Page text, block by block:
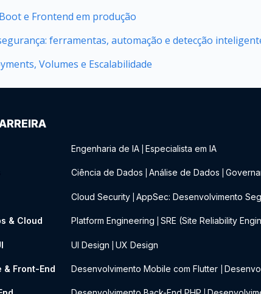
e Frontend em produção
ferramentas, automação e detecção
Volumes e Escalabilidade
Engenharia de IA Especialista em IA
Ciência de Dados Análise de Dados
Cloud Security AppSec: Desenvolvimento
& Cloud Platform Engineering SRE (Site Reliability
UI Design UX Design
& Front-End Desenvolvimento Mobile com Flutter